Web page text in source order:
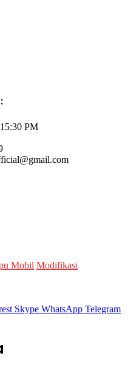
PM
Mobil Modifikasi
Skype WhatsApp Telegram